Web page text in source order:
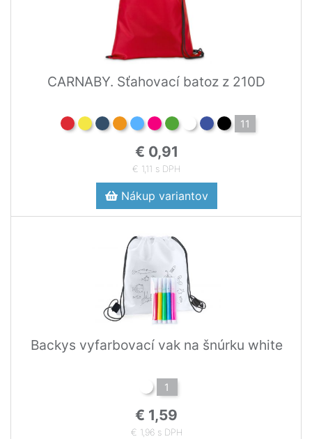
CARNABY. Sťahovací batoz z 210D
11
€ 0,91
€ 1,11 s DPH
Nákup variantov
Backys vyfarbovací vak na šnúrku white
1
€ 1,59
€ 1,96 s DPH